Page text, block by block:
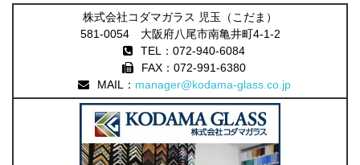
株式会社コダマガラス 児玉（こだま）
581-0054 大阪府八尾市南亀井町4-1-2
TEL：072-940-6084
FAX：072-991-6380
MAIL： manager@kodama-glass.co.jp